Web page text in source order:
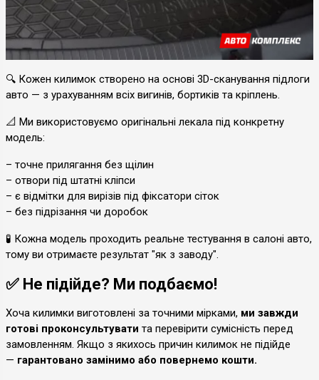
🔍 Кожен килимок створено на основі 3D-сканування підлоги
авто — з урахуванням всіх вигинів, бортиків та кріплень.
📐 Ми використовуємо оригінальні лекала під конкретну
модель:
– точне прилягання без щілин
– отвори під штатні кліпси
– є відмітки для вирізів під фіксатори сіток
– без підрізання чи доробок
🧪 Кожна модель проходить реальне тестування в салоні авто,
тому ви отримаєте результат "як з заводу".
✅ Не підійде? Ми подбаємо!
Хоча килимки виготовлені за точними мірками, ми завжди
готові проконсультувати та перевірити сумісність перед
замовленням. Якщо з якихось причин килимок не підійде
— гарантовано замінимо або повернемо кошти.